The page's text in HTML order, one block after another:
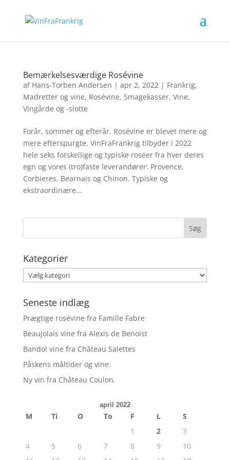
Bemærkelsesværdige Rosévine
af Hans-Torben Andersen | apr 2, 2022| Frankrig,
Madretter og vine, Rosévine, Smagekasser, Vine,
Vingårde og -slotte
Forår, sommer og efterår. Rosévine er blevet mere og
mere efterspurgte. VinFraFrankrig tilbyder i 2022
hele seks forskellige og typiske roséer fra hver deres
egn og vores (tro)faste leverandører: Provence,
Corbieres, Bearnais og Chinon. Typiske og
ekstraordinære...
Kategorier
Kategorier
Seneste indlæg
Prægtige rosévine fra Famille Fabre
Beaujolais vine fra Alexis de Benoist
Bandol vine fra Château Salettes
Påskens måltider og vine.
Ny vin fra Château Coulon.
april 2022
M Ti O To F L
S
1
2
3
4
5 6 7 8 9
10